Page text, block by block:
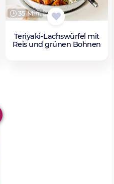
35 Min.
Teriyaki-Lachswürfel mit
Reis und grünen Bohnen